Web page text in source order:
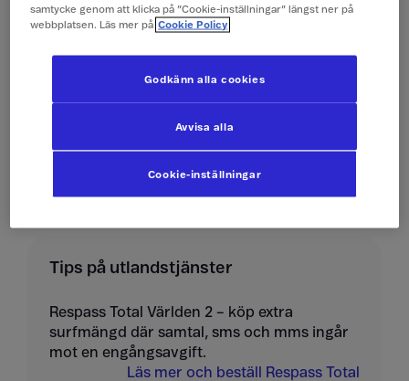
Skicka sms 4 kr/st
Ta emot sms 0 kr/st
Skicka mms 10 kr/st
Tips på utlandstjänster
Respass Total Världen 2 – köp extra
surfmängd där samtal, sms och mms ingår
mot en engångsavgift.
Läs mer och beställ Respass Total
samtycke genom att klicka på ”Cookie-inställningar” längst ner på
webbplatsen. Läs mer på Cookie Policy
Cookie-inställningar
Avvisa alla
Godkänn alla cookies